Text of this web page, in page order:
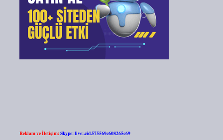
Reklam ve İletişim:Skype: live:.cid.575569c608265c69